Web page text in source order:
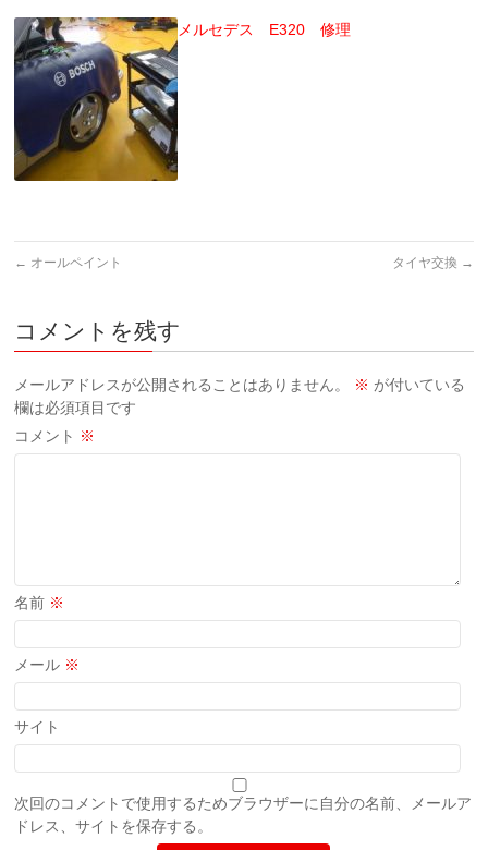
メルセデス E320 修理
← オールペイント タイヤ交換 →
コメントを残す
メールアドレスが公開されることはありません。 ※ が付いている
欄は必須項目です
コメント ※
名前 ※
メール ※
サイト
次回のコメントで使用するためブラウザーに自分の名前、メールア
ドレス、サイトを保存する。